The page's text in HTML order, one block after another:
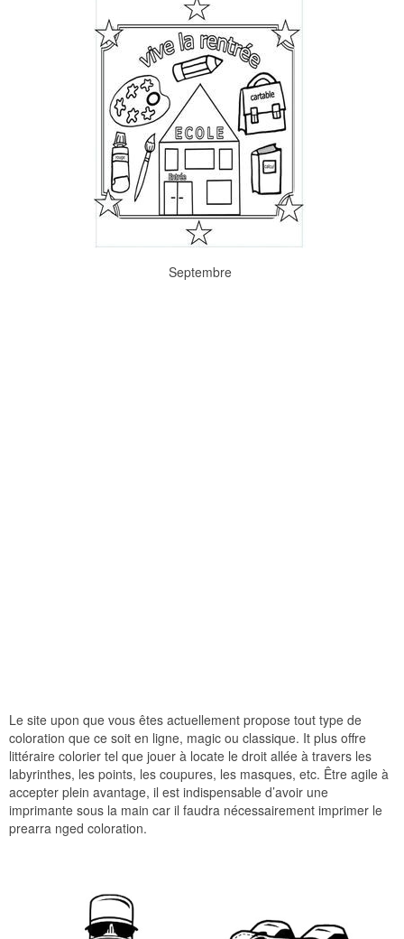
Septembre
Le site upon que vous êtes actuellement propose tout type de
coloration que ce soit en ligne, magic ou classique. It plus offre
littéraire colorier tel que jouer à locate le droit allée à travers les
labyrinthes, les points, les coupures, les masques, etc. Être agile à
accepter plein avantage, il est indispensable d’avoir une
imprimante sous la main car il faudra nécessairement imprimer le
prearra nged coloration.